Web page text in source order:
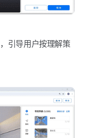
，引导用户按理解策